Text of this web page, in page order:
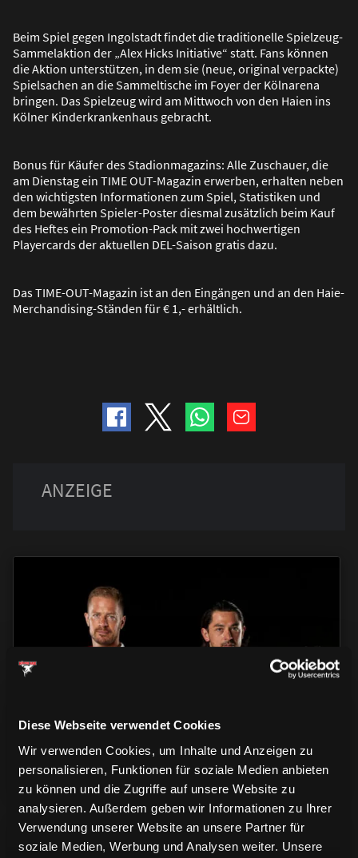
Diese Webseite verwendet Cookies
Wir verwenden Cookies, um Inhalte und Anzeigen zu
personalisieren, Funktionen für soziale Medien anbieten
zu können und die Zugriffe auf unsere Website zu
analysieren. Außerdem geben wir Informationen zu Ihrer
Verwendung unserer Website an unsere Partner für
soziale Medien, Werbung und Analysen weiter. Unsere
Beim Spiel gegen Ingolstadt findet die traditionelle Spielzeug-
Sammelaktion der „Alex Hicks Initiative“ statt. Fans können
die Aktion unterstützen, in dem sie (neue, original verpackte)
Spielsachen an die Sammeltische im Foyer der Kölnarena
bringen. Das Spielzeug wird am Mittwoch von den Haien ins
Kölner Kinderkrankenhaus gebracht.
Bonus für Käufer des Stadionmagazins: Alle Zuschauer, die
am Dienstag ein TIME OUT-Magazin erwerben, erhalten neben
den wichtigsten Informationen zum Spiel, Statistiken und
dem bewährten Spieler-Poster diesmal zusätzlich beim Kauf
des Heftes ein Promotion-Pack mit zwei hochwertigen
Playercards der aktuellen DEL-Saison gratis dazu.
Das TIME-OUT-Magazin ist an den Eingängen und an den Haie-
Merchandising-Ständen für € 1,- erhältlich.